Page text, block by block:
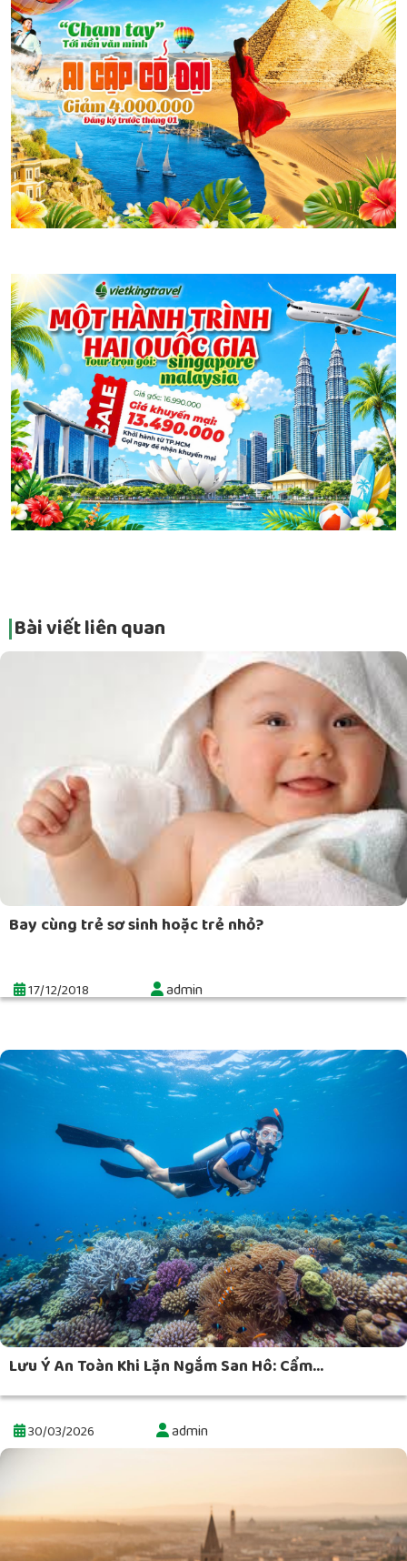
Bài viết liên quan
Bay cùng trẻ sơ sinh hoặc trẻ nhỏ?
17/12/2018 admin
Lưu Ý An Toàn Khi Lặn Ngắm San Hô: Cẩm...
30/03/2026 admin